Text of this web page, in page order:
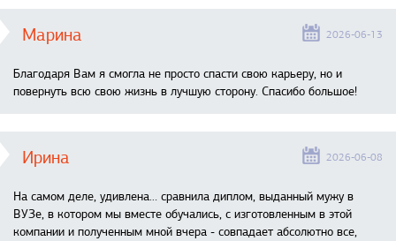
Марина 2026-06-13
Благодаря Вам я смогла не просто спасти свою карьеру, но и
повернуть всю свою жизнь в лучшую сторону. Спасибо большое!
Ирина 2026-06-08
На самом деле, удивлена… сравнила диплом, выданный мужу в
ВУЗе, в котором мы вместе обучались, с изготовленным в этой
компании и полученным мной вчера - совпадает абсолютно все,